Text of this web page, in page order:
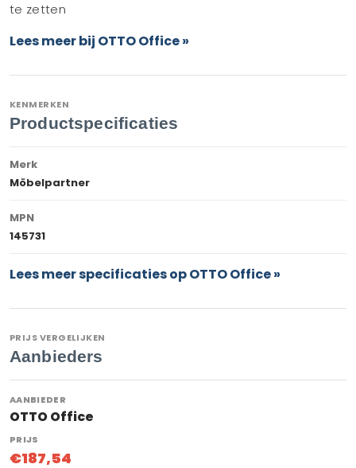
te zetten
Lees meer bij OTTO Office »
KENMERKEN
Productspecificaties
Merk
Möbelpartner
MPN
145731
Lees meer specificaties op OTTO Office »
PRIJS VERGELIJKEN
Aanbieders
OTTO Office
€187,54